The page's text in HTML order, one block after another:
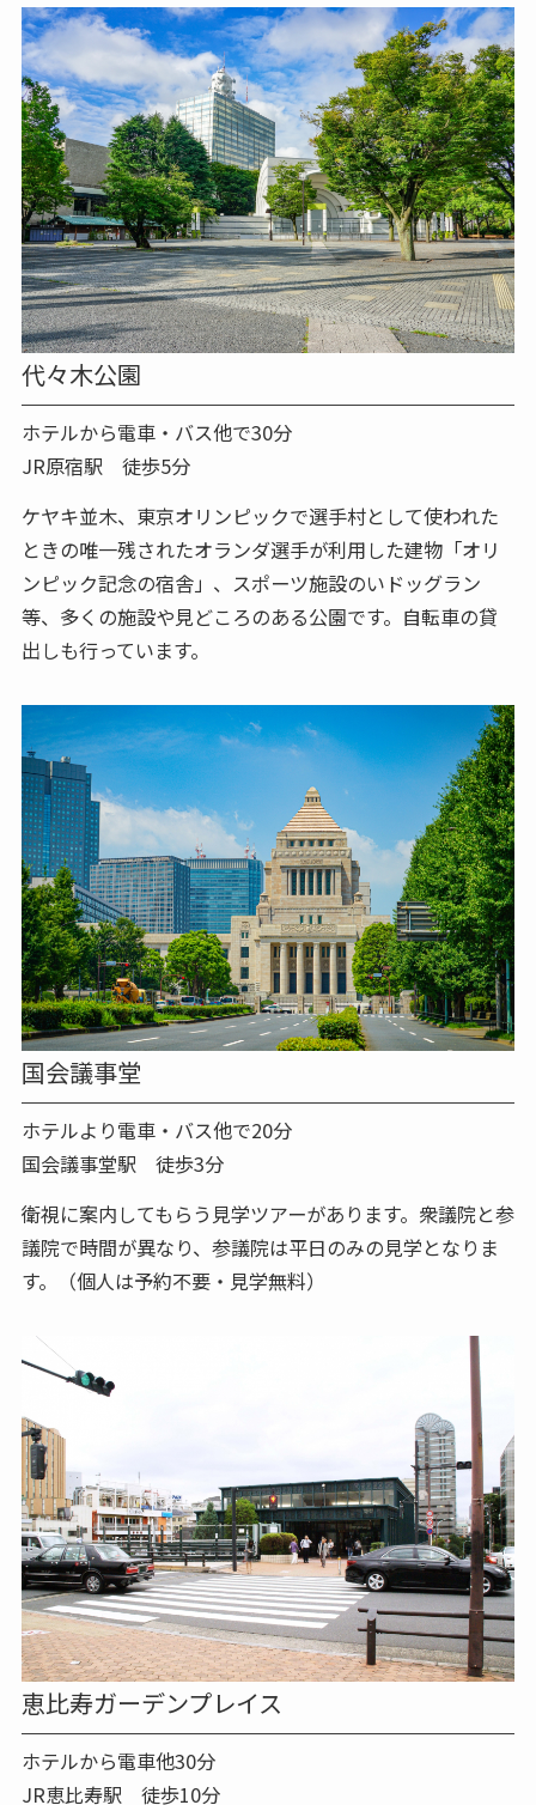
代々木公園
ホテルから電車・バス他で30分
JR原宿駅 徒歩5分
ケヤキ並木、東京オリンピックで選手村として使われた
ときの唯一残されたオランダ選手が利用した建物「オリ
ンピック記念の宿舎」、スポーツ施設のいドッグラン
等、多くの施設や見どころのある公園です。自転車の貸
出しも行っています。
国会議事堂
ホテルより電車・バス他で20分
国会議事堂駅 徒歩3分
衛視に案内してもらう見学ツアーがあります。衆議院と参
議院で時間が異なり、参議院は平日のみの見学となりま
す。（個人は予約不要・見学無料）
恵比寿ガーデンプレイス
ホテルから電車他30分
JR恵比寿駅 徒歩10分